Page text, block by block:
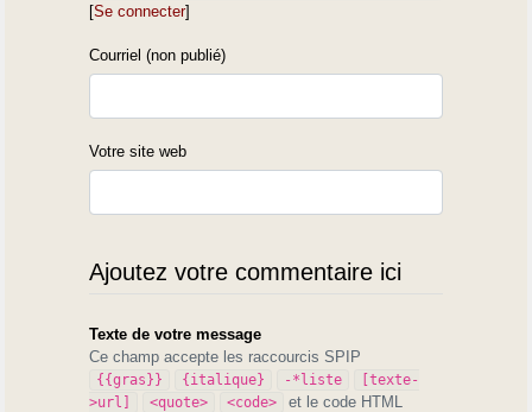
[Se connecter]
Courriel (non publié)
Votre site web
Ajoutez votre commentaire ici
Texte de votre message
Ce champ accepte les raccourcis SPIP
{{gras}} {italique} -*liste
[texte-
>url]
<quote> <code> et le code HTML